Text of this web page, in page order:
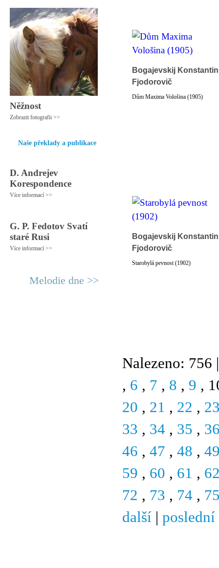
Něžnost
Zobrazit fotografii >>
Naše překlady a publikace
D. Andrejev
Korespondence
Více informací >>
G. P. Fedotov Svatí
staré Rusi
Více informací >>
Melodie dne >>
Bogajevskij Konstantin
Fjodorovič
Dům Maxima Vološina (1905)
Bogajevskij Konstantin
Fjodorovič
Starobylá pevnost (1902)
Nalezeno: 756
, 6 , 7 , 8 , 9 ,
20 , 21 , 22 ,
33 , 34 , 35 ,
46 , 47 , 48 ,
59 , 60 , 61 ,
72 , 73 , 74 ,
další
poslední